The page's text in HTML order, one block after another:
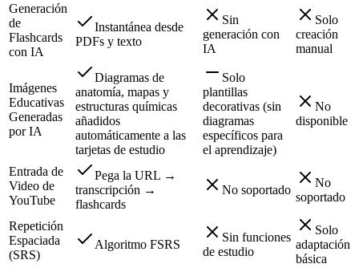
Generación
de
Flashcards
con IA
Instantánea desde
PDFs y texto
Sin
generación con
IA
Solo
creación
manual
Imágenes
Educativas
Generadas
por IA
Diagramas de
anatomía, mapas y
estructuras químicas
añadidos
automáticamente a las
tarjetas de estudio
Solo
plantillas
decorativas (sin
diagramas
específicos para
el aprendizaje)
No
disponible
Entrada de
Video de
YouTube
Pega la URL →
transcripción →
flashcards
No soportado
No
soportado
Repetición
Espaciada
(SRS)
Algoritmo FSRS
Sin funciones
de estudio
Solo
adaptación
básica